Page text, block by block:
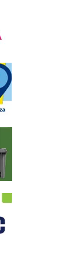
Gminy Wieliczka